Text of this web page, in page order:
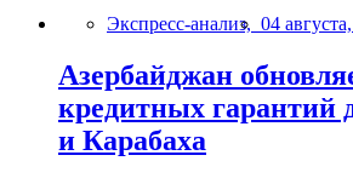
Экспресс-анализ, 04
Азербайджан
кредитных гарантий
и Карабаха